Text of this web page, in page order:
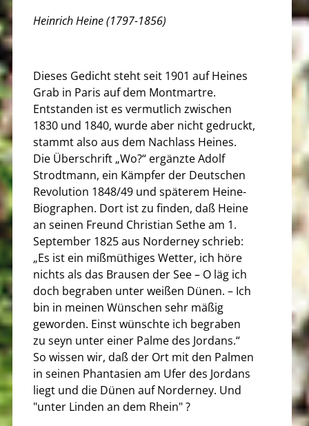
Heinrich Heine (1797-1856)
Dieses Gedicht steht seit 1901 auf Heines
Grab in Paris auf dem Montmartre.
Entstanden ist es vermutlich zwischen
1830 und 1840, wurde aber nicht gedruckt,
stammt also aus dem Nachlass Heines.
Die Überschrift „Wo?“ ergänzte Adolf
Strodtmann, ein Kämpfer der Deutschen
Revolution 1848/49 und späterem Heine-
Biographen. Dort ist zu finden, daß Heine
an seinen Freund Christian Sethe am 1.
September 1825 aus Norderney schrieb:
„Es ist ein mißmüthiges Wetter, ich höre
nichts als das Brausen der See – O läg ich
doch begraben unter weißen Dünen. – Ich
bin in meinen Wünschen sehr mäßig
geworden. Einst wünschte ich begraben
zu seyn unter einer Palme des Jordans.“
So wissen wir, daß der Ort mit den Palmen
in seinen Phantasien am Ufer des Jordans
liegt und die Dünen auf Norderney. Und
"unter Linden an dem Rhein" ?